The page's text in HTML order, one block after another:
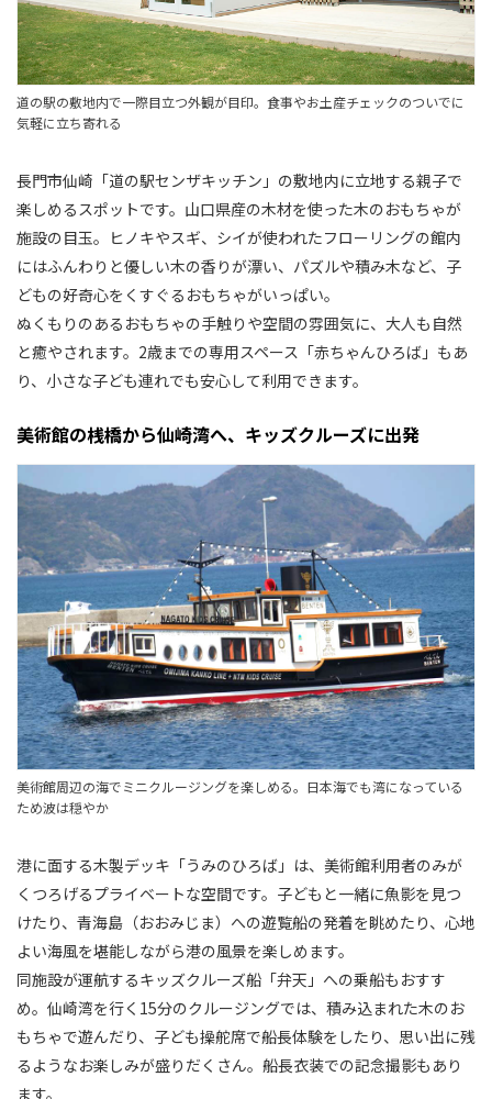
道の駅の敷地内で一際目立つ外観が目印。食事やお土産チェックのついでに
気軽に立ち寄れる
長門市仙崎「道の駅センザキッチン」の敷地内に立地する親子で
楽しめるスポットです。山口県産の木材を使った木のおもちゃが
施設の目玉。ヒノキやスギ、シイが使われたフローリングの館内
にはふんわりと優しい木の香りが漂い、パズルや積み木など、子
どもの好奇心をくすぐるおもちゃがいっぱい。
ぬくもりのあるおもちゃの手触りや空間の雰囲気に、大人も自然
と癒やされます。2歳までの専用スペース「赤ちゃんひろば」もあ
り、小さな子ども連れでも安心して利用できます。
美術館の桟橋から仙崎湾へ、キッズクルーズに出発
美術館周辺の海でミニクルージングを楽しめる。日本海でも湾になっている
ため波は穏やか
港に面する木製デッキ「うみのひろば」は、美術館利用者のみが
くつろげるプライベートな空間です。子どもと一緒に魚影を見つ
けたり、青海島（おおみじま）への遊覧船の発着を眺めたり、心地
よい海風を堪能しながら港の風景を楽しめます。
同施設が運航するキッズクルーズ船「弁天」への乗船もおすす
め。仙崎湾を行く15分のクルージングでは、積み込まれた木のお
もちゃで遊んだり、子ども操舵席で船長体験をしたり、思い出に残
るようなお楽しみが盛りだくさん。船長衣装での記念撮影もあり
ます。